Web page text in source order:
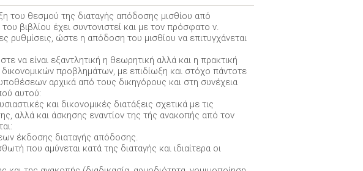
του θεσμού της διαταγής απόδοσης μισθίου από
βιβλίου έχει συντονιστεί και με τον πρόσφατο ν.
ρυθμίσεις, ώστε η απόδοση του μισθίου να επιτυγχάνεται
να είναι εξαντλητική η θεωρητική αλλά και η πρακτική
προβλημάτων, με επιδίωξη και στόχο πάντοτε
αρχικά από τους δικηγόρους και στη συνέχεια
αυτού:
και δικονομικές διατάξεις σχετικά με τις
αλλά και άσκησης εναντίον της τής ανακοπής από τον
έκδοσης διαταγής απόδοσης.
που αμύνεται κατά της διαταγής και ιδιαίτερα οι